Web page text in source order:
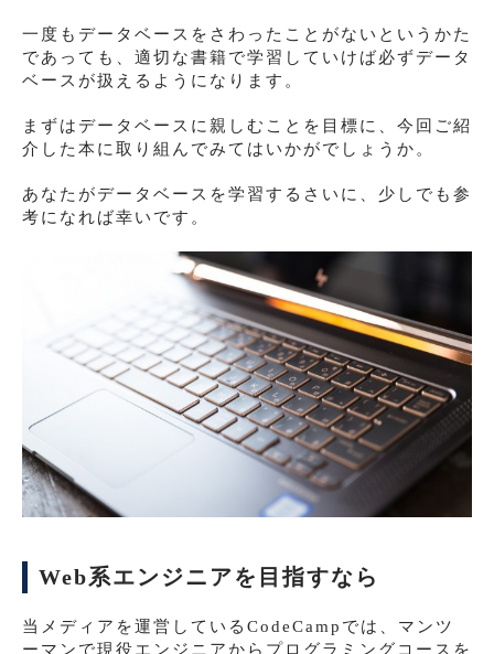
一度もデータベースをさわったことがないというかた
であっても、適切な書籍で学習していけば必ずデータ
ベースが扱えるようになります。
まずはデータベースに親しむことを目標に、今回ご紹
介した本に取り組んでみてはいかがでしょうか。
あなたがデータベースを学習するさいに、少しでも参
考になれば幸いです。
Web系エンジニアを目指すなら
当メディアを運営しているCodeCampでは、マンツ
ーマンで現役エンジニアからプログラミングコースを